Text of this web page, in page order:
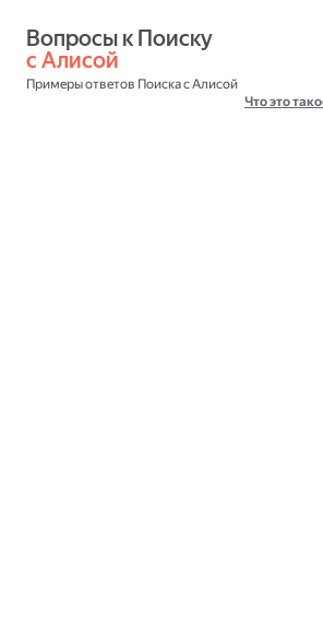
с Алисой
Примеры ответов Поиска с Алисой
Что это